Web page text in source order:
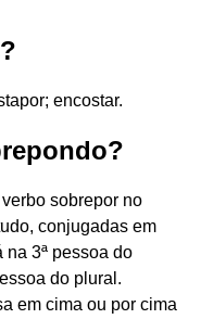
encostar.
sobrepor no
conjugadas em
3ª pessoa do
do plural.
em cima ou por cima